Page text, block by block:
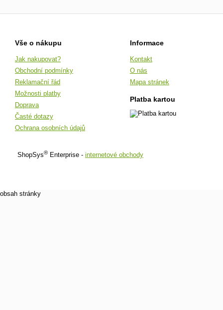
Vše o nákupu
Jak nakupovat?
Obchodní podmínky
Reklamační řád
Možnosti platby
Doprava
Časté dotazy
Ochrana osobních údajů
Informace
Kontakt
O nás
Mapa stránek
Platba kartou
ShopSys® Enterprise - internetové obchody
obsah stránky